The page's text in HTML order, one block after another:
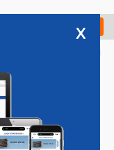
Check in
x